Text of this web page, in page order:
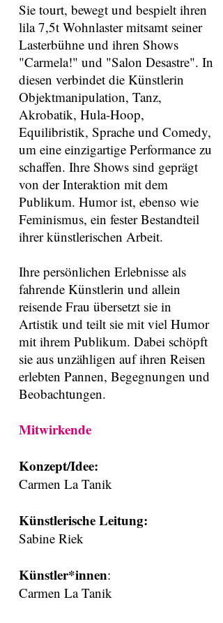
Sie tourt, bewegt und bespielt ihren
lila 7,5t Wohnlaster mitsamt seiner
Lasterbühne und ihren Shows
"Carmela!" und "Salon Desastre". In
diesen verbindet die Künstlerin
Objektmanipulation, Tanz,
Akrobatik, Hula-Hoop,
Equilibristik, Sprache und Comedy,
um eine einzigartige Performance zu
schaffen. Ihre Shows sind geprägt
von der Interaktion mit dem
Publikum. Humor ist, ebenso wie
Feminismus, ein fester Bestandteil
ihrer künstlerischen Arbeit.
Ihre persönlichen Erlebnisse als
fahrende Künstlerin und allein
reisende Frau übersetzt sie in
Artistik und teilt sie mit viel Humor
mit ihrem Publikum. Dabei schöpft
sie aus unzähligen auf ihren Reisen
erlebten Pannen, Begegnungen und
Beobachtungen.
Mitwirkende
Konzept/Idee:
Carmen La Tanik
Künstlerische Leitung:
Sabine Riek
Künstler*innen:
Carmen La Tanik